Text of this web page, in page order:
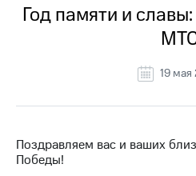
История
Руководство
Пресс-
релизы
о технологиях
Год памяти и
19
Поздравляем вас и ваших
Победы!